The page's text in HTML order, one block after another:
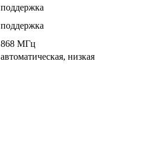
поддержка
поддержка
868 МГц
автоматическая, низкая